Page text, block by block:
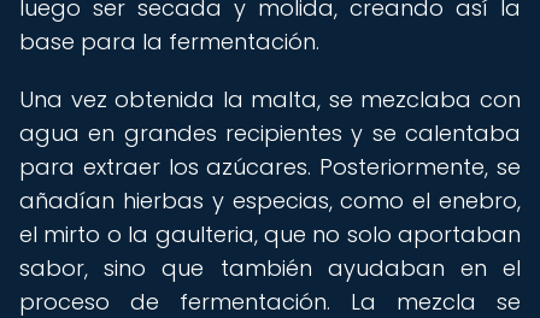
luego ser secada y molida, creando así la
base para la fermentación.
Una vez obtenida la malta, se mezclaba con
agua en grandes recipientes y se calentaba
para extraer los azúcares. Posteriormente, se
añadían hierbas y especias, como el enebro,
el mirto o la gaulteria, que no solo aportaban
sabor, sino que también ayudaban en el
proceso de fermentación. La mezcla se